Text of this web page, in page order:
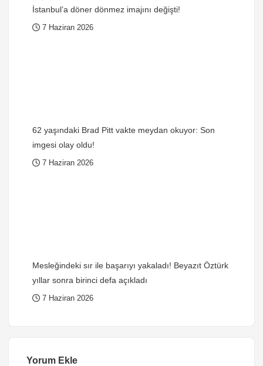
İstanbul’a döner dönmez imajını değişti!
7 Haziran 2026
62 yaşındaki Brad Pitt vakte meydan okuyor: Son
imgesi olay oldu!
7 Haziran 2026
Mesleğindeki sır ile başarıyı yakaladı! Beyazıt Öztürk
yıllar sonra birinci defa açıkladı
7 Haziran 2026
Yorum Ekle